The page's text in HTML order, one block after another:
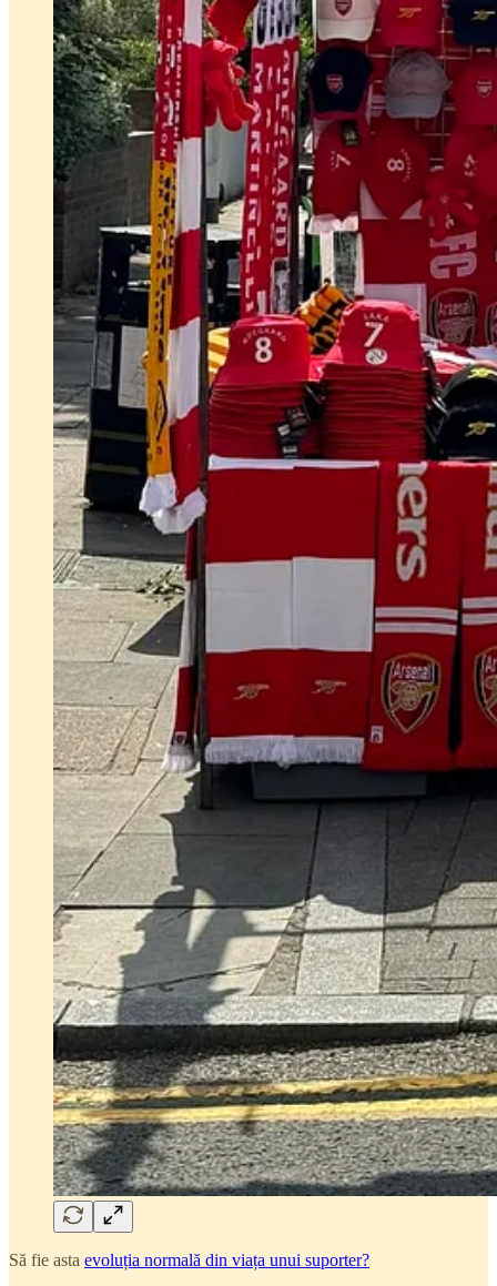
Să fie asta evoluția normală din viața unui suporter?